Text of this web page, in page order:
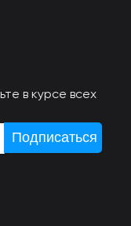
в курсе всех